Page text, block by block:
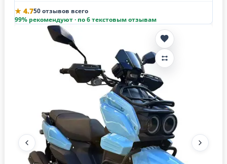
★ 4.750 отзывов всего
99% рекомендуют · по 6 текстовым отзывам